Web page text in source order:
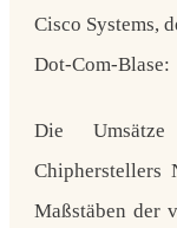
Cisco Systems,
Dot-Com-Blase:
Die
Chipherstellers
Maßstäben der